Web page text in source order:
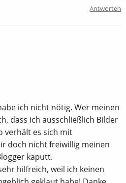
Antworten
ich nicht nötig. Wer meinen
dass ich ausschließlich Bilder
verhält es sich mit
doch nicht freiwillig meinen
kaputt.
hilfreich, weil ich keinen